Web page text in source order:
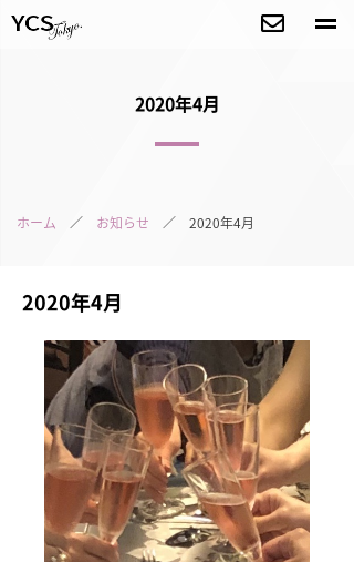
2020年4月
ホーム ／ お知らせ ／ 2020年4月
2020年4月